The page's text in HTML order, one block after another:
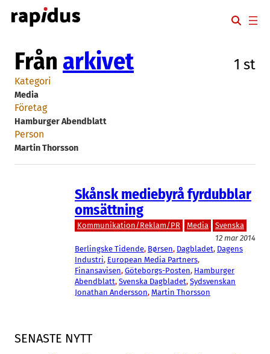
Hoppa
till
SENASTE NYTT
Från arkivet 1 st
Kategori
Media
Företag
Hamburger Abendblatt
Person
Martin Thorsson
Skånsk mediebyrå fyrdubblar
omsättning
Kommunikation/Reklam/PR Media
Svenska
12 mar 2014
Berlingske Tidende, Børsen, Dagbladet, Dagens
Industri, European Media Partners
Finansavisen, Göteborgs-Posten, Hamburger
Abendblatt, Svenska Dagbladet, Sydsvenskan
Jonathan Andersson, Martin Thorsson